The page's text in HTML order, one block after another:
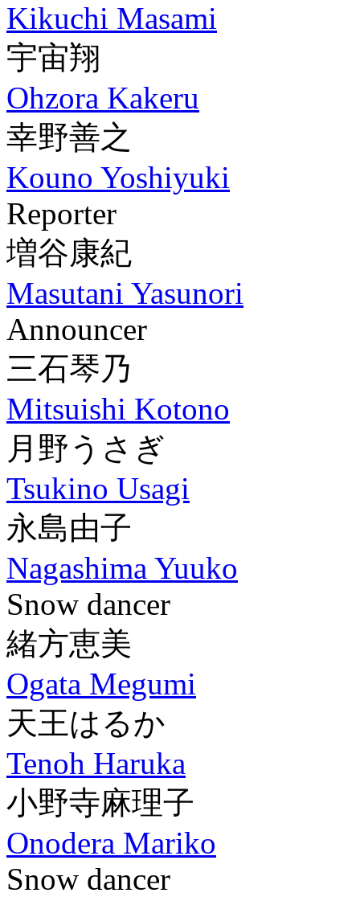
Kikuchi Masami
宇宙翔
Ohzora Kakeru
幸野善之
Kouno Yoshiyuki
Reporter
増谷康紀
Masutani Yasunori
Announcer
三石琴乃
Mitsuishi Kotono
月野うさぎ
Tsukino Usagi
永島由子
Nagashima Yuuko
Snow dancer
緒方恵美
Ogata Megumi
天王はるか
Tenoh Haruka
小野寺麻理子
Onodera Mariko
Snow dancer